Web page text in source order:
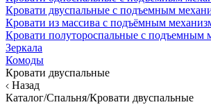
Кровати двуспальные с подъемным
Кровати из массива с подъёмным
Кровати полутороспальные с подъемным
Зеркала
Комоды
Кровати двуспальные
Назад
Каталог/Спальня/Кровати двуспальные